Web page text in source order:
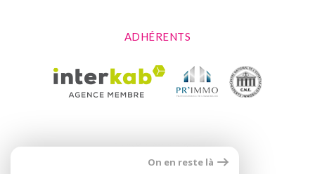
ADHÉRENTS
On en reste là